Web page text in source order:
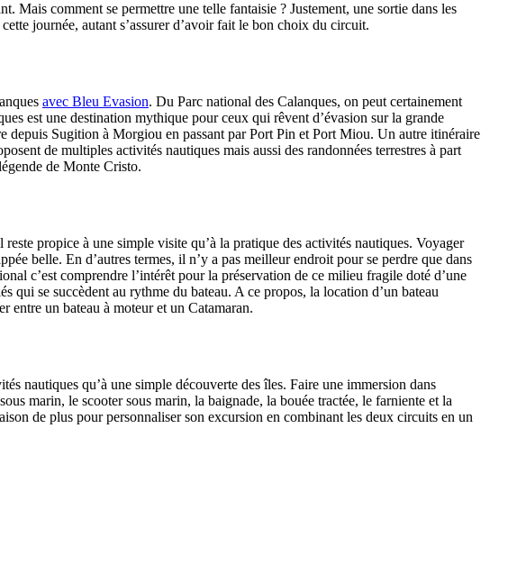
Mais comment se permettre une telle fantaisie ? Justement, une sortie dans les
journée, autant s’assurer d’avoir fait le bon choix du circuit.
avec Bleu Evasion. Du Parc national des Calanques, on peut certainement
est une destination mythique pour ceux qui rêvent d’évasion sur la grande
depuis Sugition à Morgiou en passant par Port Pin et Port Miou. Un autre itinéraire
de multiples activités nautiques mais aussi des randonnées terrestres à part
de Monte Cristo.
propice à une simple visite qu’à la pratique des activités nautiques. Voyager
belle. En d’autres termes, il n’y a pas meilleur endroit pour se perdre que dans
c’est comprendre l’intérêt pour la préservation de ce milieu fragile doté d’une
qui se succèdent au rythme du bateau. A ce propos, la location d’un bateau
entre un bateau à moteur et un Catamaran.
nautiques qu’à une simple découverte des îles. Faire une immersion dans
marin, le scooter sous marin, la baignade, la bouée tractée, le farniente et la
de plus pour personnaliser son excursion en combinant les deux circuits en un